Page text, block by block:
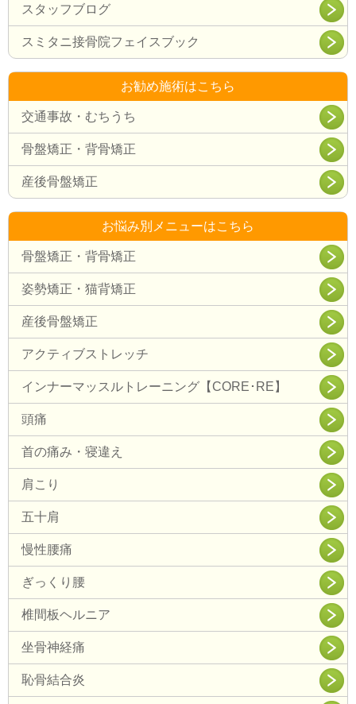
スタッフブログ
スミタニ接骨院フェイスブック
お勧め施術はこちら
交通事故・むちうち
骨盤矯正・背骨矯正
産後骨盤矯正
お悩み別メニューはこちら
骨盤矯正・背骨矯正
姿勢矯正・猫背矯正
産後骨盤矯正
アクティブストレッチ
インナーマッスルトレーニング【CORE･RE】
頭痛
首の痛み・寝違え
肩こり
五十肩
慢性腰痛
ぎっくり腰
椎間板ヘルニア
坐骨神経痛
恥骨結合炎